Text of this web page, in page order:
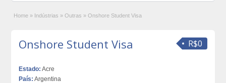
Home » Indústrias » Outras » Onshore Student Visa
R$0
Onshore Student Visa
Estado: Acre
País: Argentina